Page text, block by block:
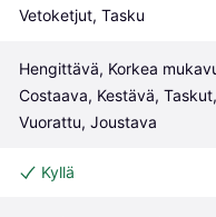
Vetoketjut, Tasku
Hengittävä, Korkea
Costaava, Kestävä, Taskut,
Vuorattu, Joustava
Kyllä